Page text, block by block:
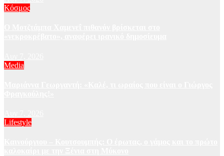
Κόσμος
Media
Lifestyle